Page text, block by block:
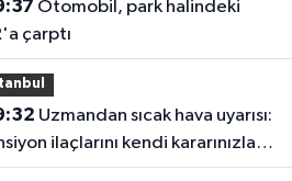
çarptı
ilaçlarını kendi kararınızla